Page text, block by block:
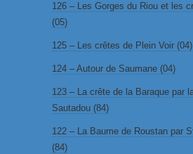
126 – Les Gorges du Riou et les
(05)
125 – Les crêtes de Plein Voir (04)
124 – Autour de Saumane (04)
123 – La crête de la Baraque par
Sautadou (84)
122 – La Baume de Roustan par
(84)